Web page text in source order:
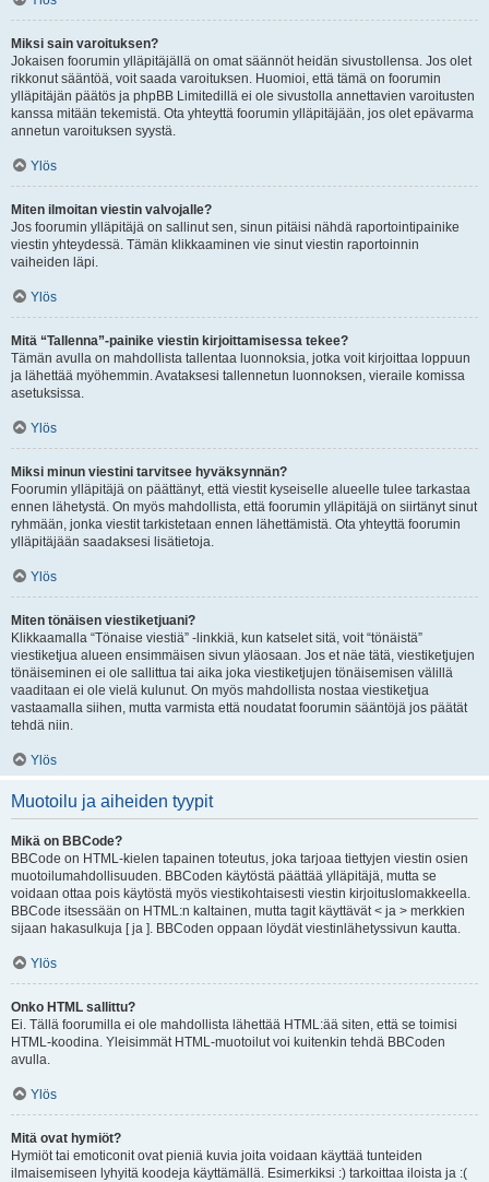
Miksi sain varoituksen?
Jokaisen foorumin ylläpitäjällä on omat säännöt heidän sivustollensa. Jos olet
rikkonut sääntöä, voit saada varoituksen. Huomioi, että tämä on foorumin
ylläpitäjän päätös ja phpBB Limitedillä ei ole sivustolla annettavien varoitusten
kanssa mitään tekemistä. Ota yhteyttä foorumin ylläpitäjään, jos olet epävarma
annetun varoituksen syystä.
Ylös
Miten ilmoitan viestin valvojalle?
Jos foorumin ylläpitäjä on sallinut sen, sinun pitäisi nähdä raportointipainike
viestin yhteydessä. Tämän klikkaaminen vie sinut viestin raportoinnin
vaiheiden läpi.
Ylös
Mitä “Tallenna”-painike viestin kirjoittamisessa tekee?
Tämän avulla on mahdollista tallentaa luonnoksia, jotka voit kirjoittaa loppuun
ja lähettää myöhemmin. Avataksesi tallennetun luonnoksen, vieraile komissa
asetuksissa.
Ylös
Miksi minun viestini tarvitsee hyväksynnän?
Foorumin ylläpitäjä on päättänyt, että viestit kyseiselle alueelle tulee tarkastaa
ennen lähetystä. On myös mahdollista, että foorumin ylläpitäjä on siirtänyt sinut
ryhmään, jonka viestit tarkistetaan ennen lähettämistä. Ota yhteyttä foorumin
ylläpitäjään saadaksesi lisätietoja.
Ylös
Miten tönäisen viestiketjuani?
Klikkaamalla “Tönaise viestiä” -linkkiä, kun katselet sitä, voit “tönäistä”
viestiketjua alueen ensimmäisen sivun yläosaan. Jos et näe tätä, viestiketjujen
tönäiseminen ei ole sallittua tai aika joka viestiketjujen tönäisemisen välillä
vaaditaan ei ole vielä kulunut. On myös mahdollista nostaa viestiketjua
vastaamalla siihen, mutta varmista että noudatat foorumin sääntöjä jos päätät
tehdä niin.
Ylös
Muotoilu ja aiheiden tyypit
Mikä on BBCode?
BBCode on HTML-kielen tapainen toteutus, joka tarjoaa tiettyjen viestin osien
muotoilumahdollisuuden. BBCoden käytöstä päättää ylläpitäjä, mutta se
voidaan ottaa pois käytöstä myös viestikohtaisesti viestin kirjoituslomakkeella.
BBCode itsessään on HTML:n kaltainen, mutta tagit käyttävät < ja > merkkien
sijaan hakasulkuja [ ja ]. BBCoden oppaan löydät viestinlähetyssivun kautta.
Ylös
Onko HTML sallittu?
Ei. Tällä foorumilla ei ole mahdollista lähettää HTML:ää siten, että se toimisi
HTML-koodina. Yleisimmät HTML-muotoilut voi kuitenkin tehdä BBCoden
avulla.
Ylös
Mitä ovat hymiöt?
Hymiöt tai emoticonit ovat pieniä kuvia joita voidaan käyttää tunteiden
ilmaisemiseen lyhyitä koodeja käyttämällä. Esimerkiksi :) tarkoittaa iloista ja :(